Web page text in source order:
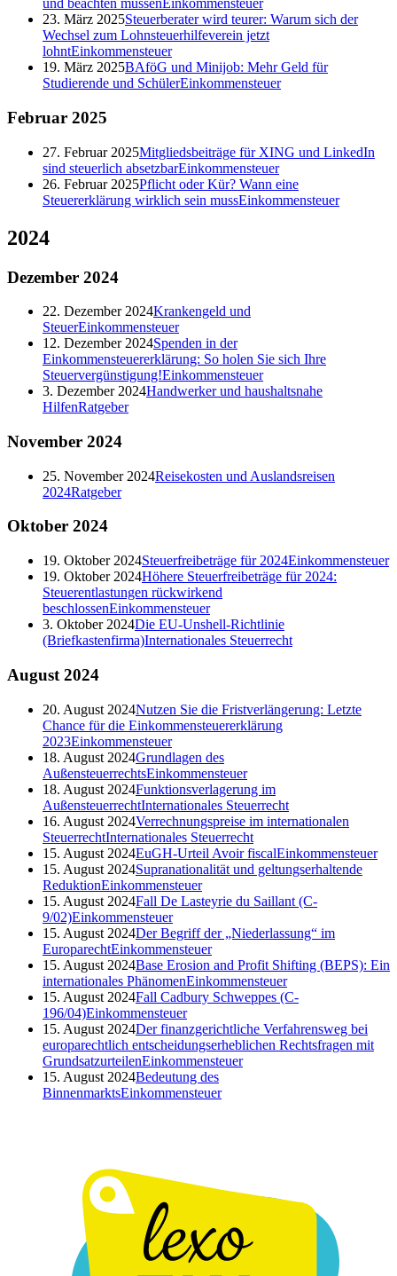
und beachten müssen Einkommensteuer
23. März 2025Steuerberater wird teurer: Warum sich der
Wechsel zum Lohnsteuerhilfeverein jetzt
lohntEinkommensteuer
19. März 2025BAföG und Minijob: Mehr Geld für
Studierende und SchülerEinkommensteuer
Februar 2025
27. Februar 2025Mitgliedsbeiträge für XING und LinkedIn
sind steuerlich absetzbarEinkommensteuer
26. Februar 2025Pflicht oder Kür? Wann eine
Steuererklärung wirklich sein mussEinkommensteuer
2024
Dezember 2024
22. Dezember 2024Krankengeld und
SteuerEinkommensteuer
12. Dezember 2024Spenden in der
Einkommensteuererklärung: So holen Sie sich Ihre
Steuervergünstigung!Einkommensteuer
3. Dezember 2024Handwerker und haushaltsnahe
HilfenRatgeber
November 2024
25. November 2024Reisekosten und Auslandsreisen
2024Ratgeber
Oktober 2024
19. Oktober 2024Steuerfreibeträge für 2024Einkommensteuer
19. Oktober 2024Höhere Steuerfreibeträge für 2024:
Steuerentlastungen rückwirkend
beschlossenEinkommensteuer
3. Oktober 2024Die EU-Unshell-Richtlinie
(Briefkastenfirma)Internationales Steuerrecht
August 2024
20. August 2024Nutzen Sie die Fristverlängerung: Letzte
Chance für die Einkommensteuererklärung
2023Einkommensteuer
18. August 2024Grundlagen des
AußensteuerrechtsEinkommensteuer
18. August 2024Funktionsverlagerung im
AußensteuerrechtInternationales Steuerrecht
16. August 2024Verrechnungspreise im internationalen
SteuerrechtInternationales Steuerrecht
15. August 2024EuGH-Urteil Avoir fiscalEinkommensteuer
15. August 2024Supranationalität und geltungserhaltende
ReduktionEinkommensteuer
15. August 2024Fall De Lasteyrie du Saillant (C-
9/02)Einkommensteuer
15. August 2024Der Begriff der „Niederlassung“ im
EuroparechtEinkommensteuer
15. August 2024Base Erosion and Profit Shifting (BEPS): Ein
internationales PhänomenEinkommensteuer
15. August 2024Fall Cadbury Schweppes (C-
196/04)Einkommensteuer
15. August 2024Der finanzgerichtliche Verfahrensweg bei
europarechtlich entscheidungserheblichen Rechtsfragen mit
GrundsatzurteilenEinkommensteuer
15. August 2024Bedeutung des
BinnenmarktsEinkommensteuer